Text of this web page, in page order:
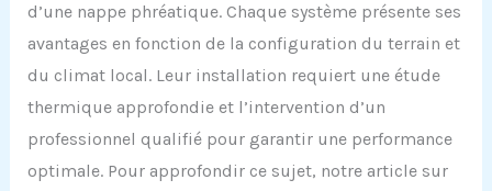
d’une nappe phréatique. Chaque système présente ses
avantages en fonction de la configuration du terrain et
du climat local. Leur installation requiert une étude
thermique approfondie et l’intervention d’un
professionnel qualifié pour garantir une performance
optimale. Pour approfondir ce sujet, notre article sur